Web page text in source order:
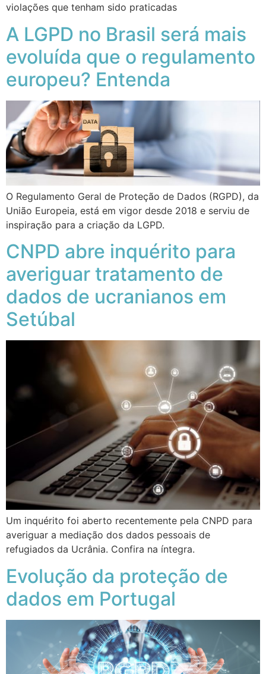
violações que tenham sido praticadas
A LGPD no Brasil será mais
evoluída que o regulamento
europeu? Entenda
O Regulamento Geral de Proteção de Dados (RGPD), da
União Europeia, está em vigor desde 2018 e serviu de
inspiração para a criação da LGPD.
CNPD abre inquérito para
averiguar tratamento de
dados de ucranianos em
Setúbal
Um inquérito foi aberto recentemente pela CNPD para
averiguar a mediação dos dados pessoais de
refugiados da Ucrânia. Confira na íntegra.
Evolução da proteção de
dados em Portugal